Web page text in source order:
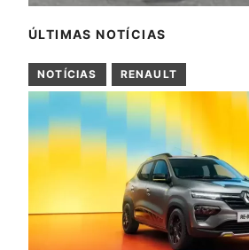
ÚLTIMAS NOTÍCIAS
NOTÍCIAS RENAULT